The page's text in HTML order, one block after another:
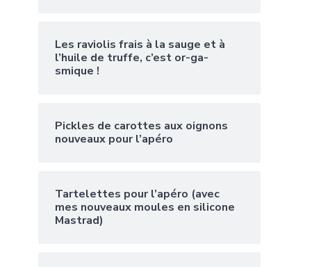
Les raviolis frais à la sauge et à
l’huile de truffe, c’est or-ga-
smique !
Pickles de carottes aux oignons
nouveaux pour l’apéro
Tartelettes pour l’apéro (avec
mes nouveaux moules en silicone
Mastrad)